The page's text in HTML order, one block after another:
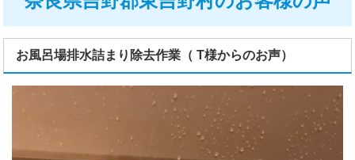
お風呂場排水詰まり除去作業（ T様からのお声）